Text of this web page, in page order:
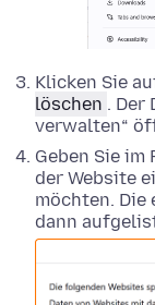
Klicken Sie
löschen . Der
verwalten“
Geben Sie im
der Website
möchten. Die
dann